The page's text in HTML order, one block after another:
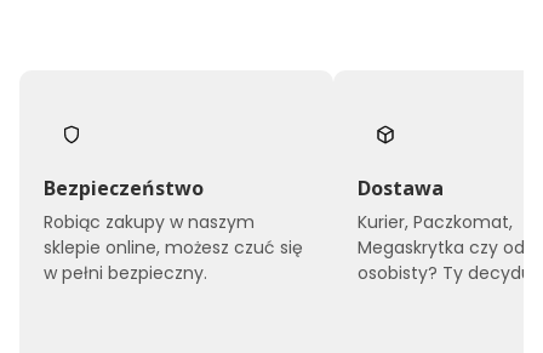
Bezpieczeństwo
Robiąc zakupy w naszym
sklepie online, możesz czuć się
w pełni bezpieczny.
Dostawa
Kurier, Paczkomat,
Megaskrytka czy
osobisty? Ty